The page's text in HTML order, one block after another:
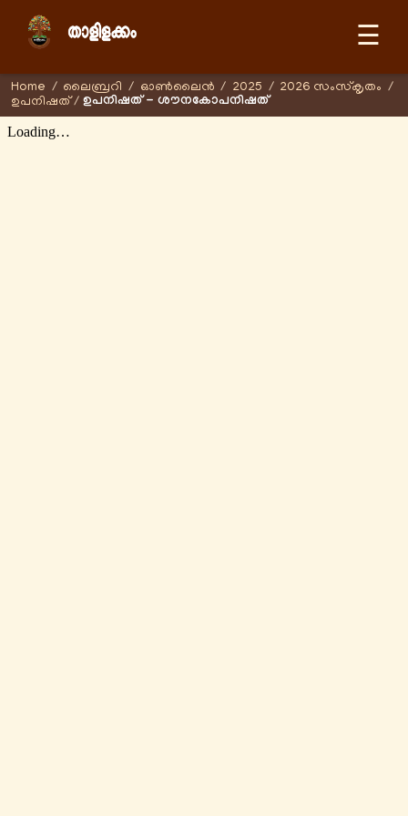
☰
Home / ലൈബ്രറി / ഓണ്‍ലൈന്‍ / 2025 / 2026 സംസ്കൃതം /
ഉപനിഷത് / ഉപനിഷത് - ശൗനകോപനിഷത്